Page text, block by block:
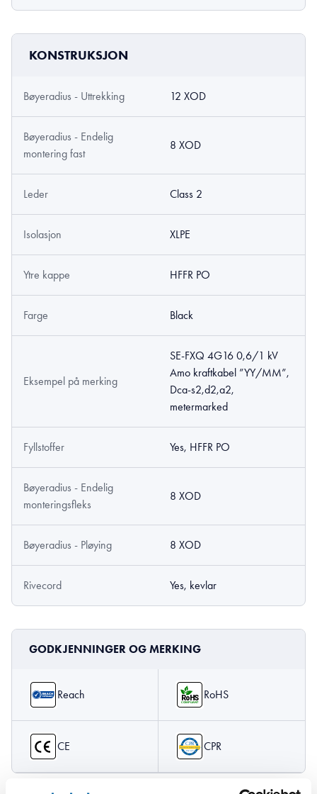
KONSTRUKSJON
Bøyeradius - Uttrekking 12 XOD
Bøyeradius - Endelig
montering fast
8 XOD
Leder Class 2
Isolasjon XLPE
Ytre kappe HFFR PO
Farge Black
Eksempel på merking
SE-FXQ 4G16 0,6/1 kV
Amo kraftkabel ”YY/MM”,
Dca-s2,d2,a2,
metermarked
Fyllstoffer Yes, HFFR PO
Bøyeradius - Endelig
monteringsfleks
8 XOD
Bøyeradius - Pløying 8 XOD
Rivecord Yes, kevlar
GODKJENNINGER OG MERKING
Reach RoHS
CE CPR